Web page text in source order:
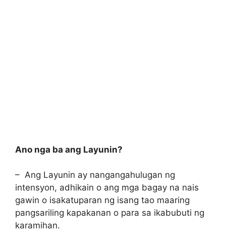
Ano nga ba ang Layunin?
– Ang Layunin ay nangangahulugan ng
intensyon, adhikain o ang mga bagay na nais
gawin o isakatuparan ng isang tao maaring
pangsariling kapakanan o para sa ikabubuti ng
karamihan.